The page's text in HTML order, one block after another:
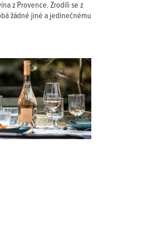
z Provence. Zrodili se z
žádné jiné a jedinečnému